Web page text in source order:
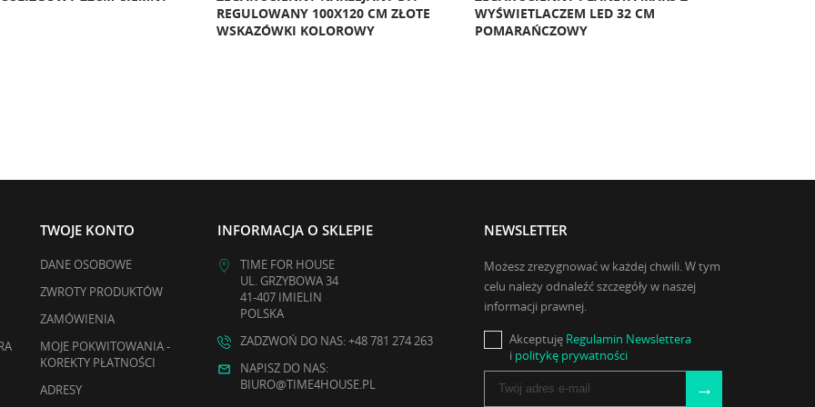
100X120 CM ZŁOTE
WYŚWIETLACZEM LED 32 CM
POMARAŃCZOWY
TWOJE KONTO
DANE OSOBOWE
ZWROTY PRODUKTÓW
ZAMÓWIENIA
MOJE POKWITOWANIA -
KOREKTY PŁATNOŚCI
ADRESY
INFORMACJA O SKLEPIE
TIME FOR HOUSE
UL. GRZYBOWA 34
41-407 IMIELIN
POLSKA
ZADZWOŃ DO NAS: +48 781 274 263
NAPISZ DO NAS:
BIURO@TIME4HOUSE.PL
NEWSLETTER
Możesz zrezygnować w każdej chwili. W tym
celu należy odnaleźć szczegóły w naszej
informacji prawnej.
Akceptuję Regulamin Newslettera
i politykę prywatności